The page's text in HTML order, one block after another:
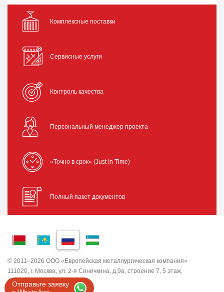
Отправьте заявку
Комплексные поставки
Сервисные услуги
Контроль качества
Персональный менеджер проекта
«Точно в срок» (Just In Time)
Полный пакет документов
© 2011–2026 ООО «Европейская металлургическая компания»
111020, г. Москва, ул. 2-я Синичкина, д.9а, строение 7, 5 этаж,
помещение I, комната 5